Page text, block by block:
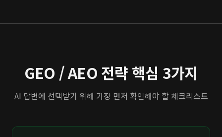
GEO / AEO 전략 핵심 3가지
AI 답변에 선택받기 위해 가장 먼저 확인해야 할 체크리스트